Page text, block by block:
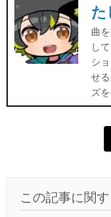
た
曲
し
シ
せ
ズ
この記事に関